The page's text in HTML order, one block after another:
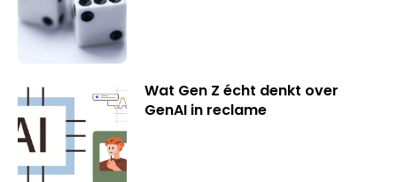
Wat Gen Z écht denkt over
GenAI in reclame